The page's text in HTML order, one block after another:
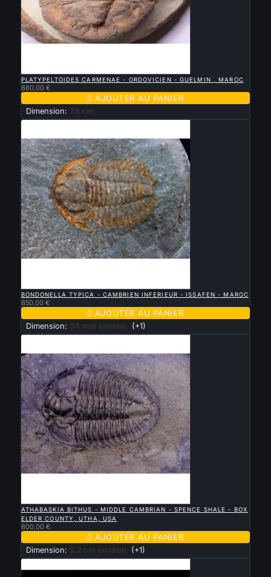
PLATYPELTOIDES CARMENAE - ORDOVICIEN - GUELMIN , MAROC
880,00 €
 AJOUTER AU PANIER
Dimension: 7.8 cm
BONDONELLA TYPICA - CAMBRIEN INFERIEUR - ISSAFEN - MAROC
850,00 €
 AJOUTER AU PANIER
Dimension: 24 mm environ (+1)
ATHABASKIA BITHUS - MIDDLE CAMBRIAN - SPENCE SHALE - BOX
ELDER COUNTY, UTHA, USA
800,00 €
 AJOUTER AU PANIER
Dimension: 5.2 cm environ (+1)